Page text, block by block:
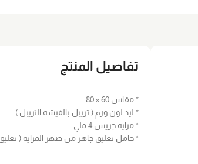
تفاصيل المنتج
* مقاس 60 × 80
* ليد لون ورم ( تريبل بالفيشه التريبل )
* مرايه جريش 4 ملي
* حامل تعليق جاهز من ضهر المرايه (